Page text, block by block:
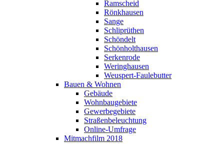
Ramscheid
Rönkhausen
Sange
Schliprüthen
Schöndelt
Schönholthausen
Serkenrode
Weringhausen
Weuspert-Faulebutter
Bauen & Wohnen
Gebäude
Wohnbaugebiete
Gewerbegebiete
Straßenbeleuchtung
Online-Umfrage
Mitmachfilm 2018